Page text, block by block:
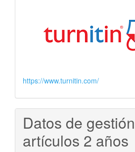
https://www.turnitin.com/
Datos de
artículos 2 años